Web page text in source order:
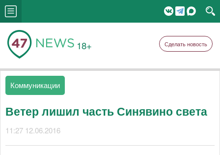
18+ Сделать новость
Коммуникации
Ветер лишил часть Синявино света
11:27 12.06.2016